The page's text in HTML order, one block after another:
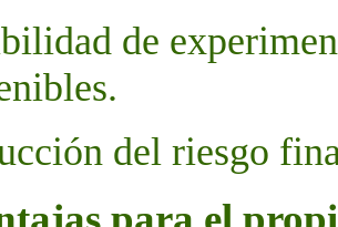
de
del riesgo